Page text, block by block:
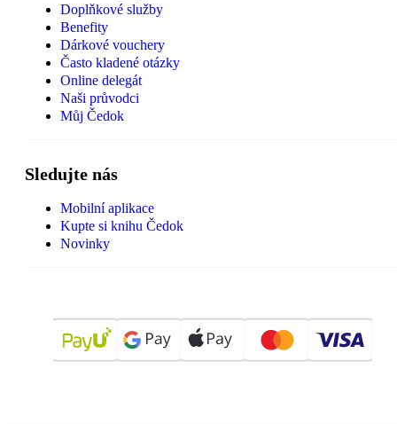
Doplňkové služby
Benefity
Dárkové vouchery
Často kladené otázky
Online delegát
Naši průvodci
Můj Čedok
Sledujte nás
Mobilní aplikace
Kupte si knihu Čedok
Novinky